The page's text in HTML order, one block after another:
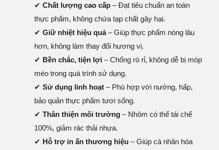
✔ Chất lượng cao cấp – Đạt tiêu chuẩn an toàn
thực phẩm, không chứa tạp chất gây hại.
✔ Giữ nhiệt hiệu quả– Giúp thực phẩm nóng lâu
hơn, không làm thay đổi hương vị.
✔ Bền chắc, tiện lợi – Chống rò rỉ, không dễ bị móp
méo trong quá trình sử dụng.
✔ Sử dụng linh hoạt – Phù hợp với nướng, hấp,
bảo quản thực phẩm tươi sống.
✔ Thân thiện môi trường – Nhôm có thể tái chế
100%, giảm rác thải nhựa.
✔ Hỗ trợ in ấn thương hiệu – Giúp cá nhân hóa